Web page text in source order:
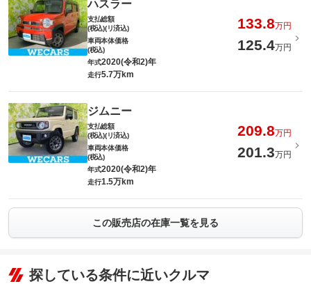
ハスラー
支払総額
(税込)(リ済込)
133.8万円
車両本体価格
(税込)
125.4万円
年式2020(令和2)年
走行5.7万km
ジムニー
支払総額
(税込)(リ済込)
209.8万円
車両本体価格
(税込)
201.3万円
年式2020(令和2)年
走行1.5万km
この販売店の在庫一覧を見る
探している条件に近いクルマ